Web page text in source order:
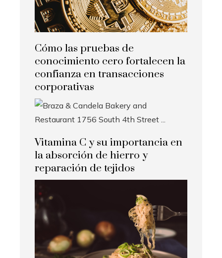
Cómo las pruebas de
conocimiento cero fortalecen la
confianza en transacciones
corporativas
Vitamina C y su importancia en
la absorción de hierro y
reparación de tejidos